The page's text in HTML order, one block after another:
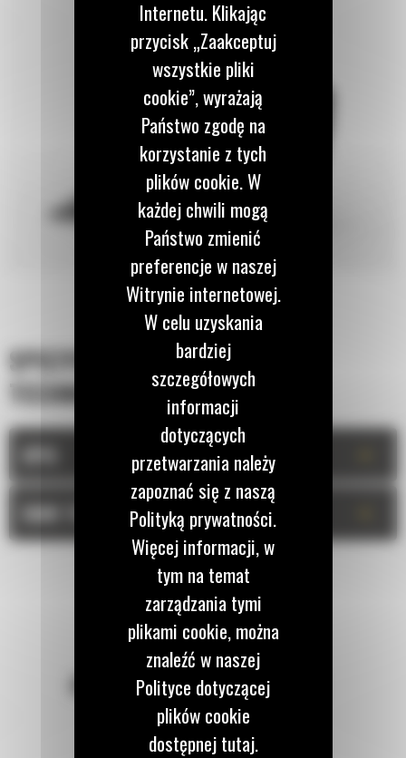
SPECYFIKACJA
TECHNICZNA
DANE TECHNICZNE
POZOSTAŃMY W KONTAKCIE
Internetu. Klikając
przycisk „Zaakceptuj
wszystkie pliki
cookie”, wyrażają
Państwo zgodę na
korzystanie z tych
plików cookie. W
każdej chwili mogą
Państwo zmienić
preferencje w naszej
Witrynie internetowej.
W celu uzyskania
bardziej
szczegółowych
informacji
dotyczących
przetwarzania należy
zapoznać się z naszą
Polityką prywatności.
Więcej informacji, w
tym na temat
zarządzania tymi
plikami cookie, można
znaleźć w naszej
Polityce dotyczącej
plików cookie
dostępnej tutaj.